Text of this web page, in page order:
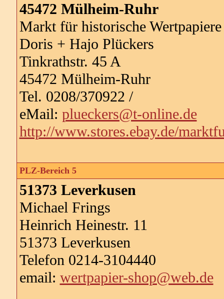
45472 Mülheim-Ruhr
Markt für historische Wertpapiere
Doris + Hajo Plückers
Tinkrathstr. 45 A
45472 Mülheim-Ruhr
Tel. 0208/370922 /
eMail: plueckers@t-online.de
http://www.stores.ebay.de/
PLZ-Bereich 5
51373 Leverkusen
Michael Frings
Heinrich Heinestr. 11
51373 Leverkusen
Telefon 0214-3104440
email: wertpapier-shop@web.de